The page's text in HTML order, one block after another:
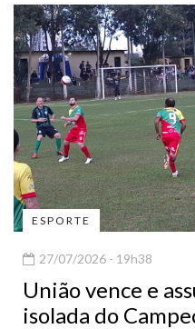
ESPORTE
27/07/2026 - 19h38
União vence e
isolada do